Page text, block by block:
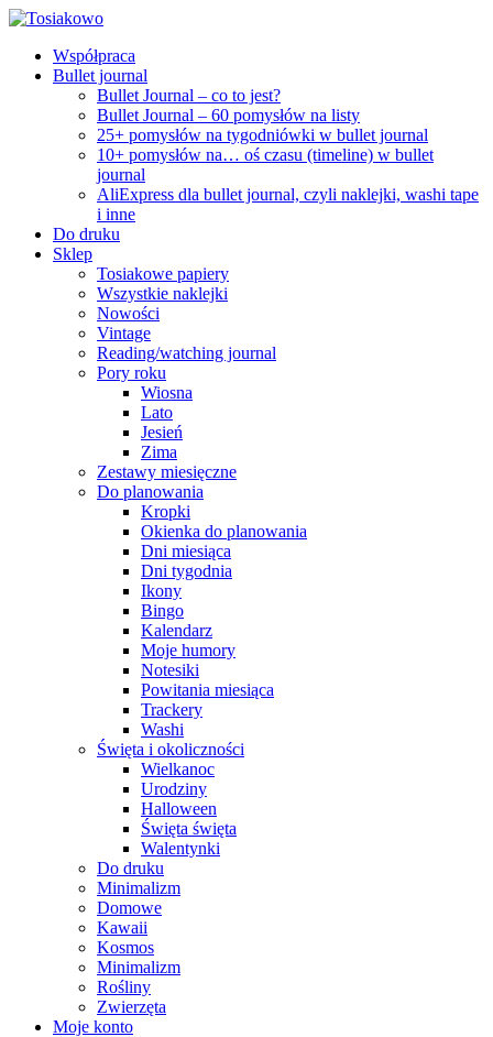
Współpraca
Bullet journal
Bullet Journal – co to jest?
Bullet Journal – 60 pomysłów na listy
25+ pomysłów na tygodniówki w bullet journal
10+ pomysłów na… oś czasu (timeline) w bullet
journal
AliExpress dla bullet journal, czyli naklejki, washi tape
i inne
Do druku
Sklep
Tosiakowe papiery
Wszystkie naklejki
Nowości
Vintage
Reading/watching journal
Pory roku
Wiosna
Lato
Jesień
Zima
Zestawy miesięczne
Do planowania
Kropki
Okienka do planowania
Dni miesiąca
Dni tygodnia
Ikony
Bingo
Kalendarz
Moje humory
Notesiki
Powitania miesiąca
Trackery
Washi
Święta i okoliczności
Wielkanoc
Urodziny
Halloween
Święta święta
Walentynki
Do druku
Minimalizm
Domowe
Kawaii
Kosmos
Minimalizm
Rośliny
Zwierzęta
Moje konto